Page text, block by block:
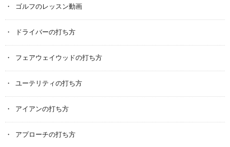
ゴルフのレッスン動画
ドライバーの打ち方
フェアウェイウッドの打ち方
ユーテリティの打ち方
アイアンの打ち方
アプローチの打ち方